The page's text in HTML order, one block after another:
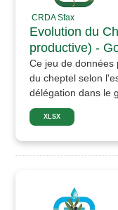
CRDA Sfax
Evolution du
productive) -
Ce jeu de données
du cheptel selon
délégation dans le
XLSX